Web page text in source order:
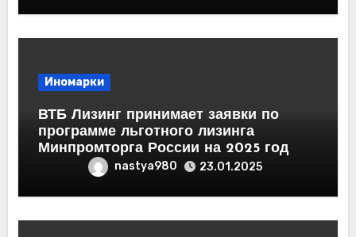
Иномарки
ВТБ Лизинг принимает заявки по
программе льготного лизинга
Минпромторга России на 2025 год
nastya980 23.01.2025